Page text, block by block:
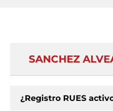
SANCHEZ
¿Registro RUES